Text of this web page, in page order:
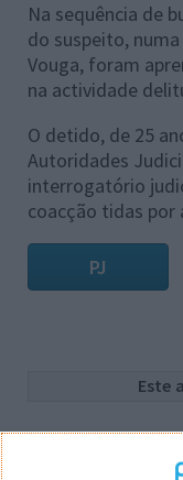
Na sequência de
do suspeito,
Vouga, foram
na actividade
O detido, de 25
Autoridades
interrogatório
coacção tidas por
PJ
Este
Acompanhe